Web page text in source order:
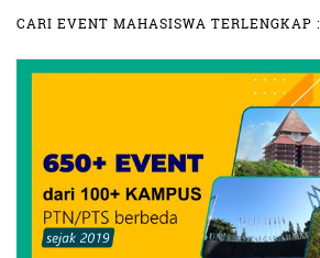
CARI EVENT MAHASISWA TERLENGKAP :